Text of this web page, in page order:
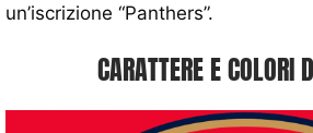
un’iscrizione “Panthers”.
CARATTERE E COLORI